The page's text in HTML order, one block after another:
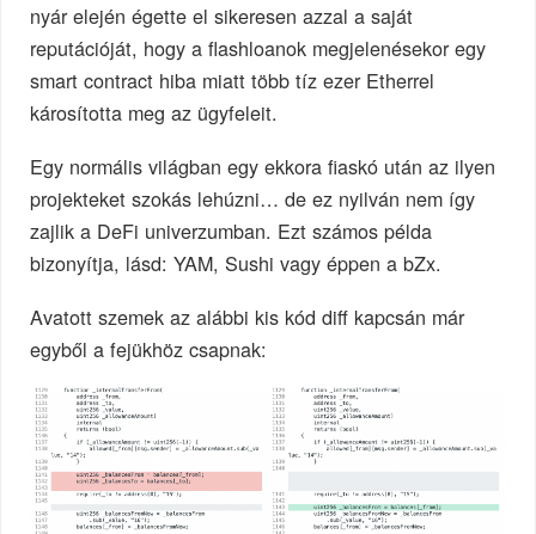
nyár elején égette el sikeresen azzal a saját
reputációját, hogy a flashloanok megjelenésekor egy
smart contract hiba miatt több tíz ezer Etherrel
károsította meg az ügyfeleit.
Egy normális világban egy ekkora fiaskó után az ilyen
projekteket szokás lehúzni… de ez nyilván nem így
zajlik a DeFi univerzumban. Ezt számos példa
bizonyítja, lásd: YAM, Sushi vagy éppen a bZx.
Avatott szemek az alábbi kis kód diff kapcsán már
egyből a fejükhöz csapnak: